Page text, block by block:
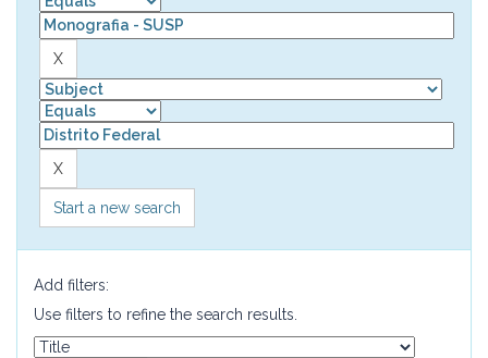
Start a new search
Add filters:
Use filters to refine the search results.